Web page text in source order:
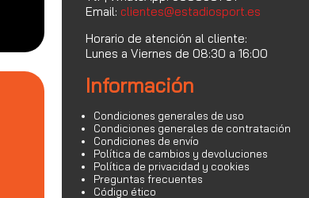
Email: clientes@estadiosport.es
Horario de atención al cliente:
Lunes a Viernes de 08:30 a 16:00
Información
Condiciones generales de uso
Condiciones generales de contratación
Condiciones de envío
Política de cambios y devoluciones
Política de privacidad y cookies
Preguntas frecuentes
Código ético